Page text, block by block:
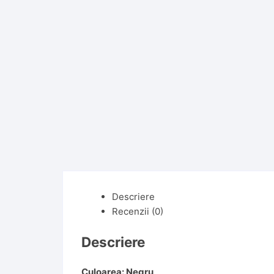
Descriere
Recenzii (0)
Descriere
Culoarea: Negru